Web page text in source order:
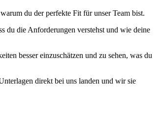
du der perfekte Fit für unser Team bist.
du die Anforderungen verstehst und wie deine
besser einzuschätzen und zu sehen, was du
direkt bei uns landen und wir sie